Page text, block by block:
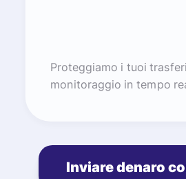
Proteggiamo i tuoi
monitoraggio in tempo
Inviare denaro